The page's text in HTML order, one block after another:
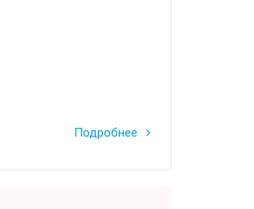
Подробнее